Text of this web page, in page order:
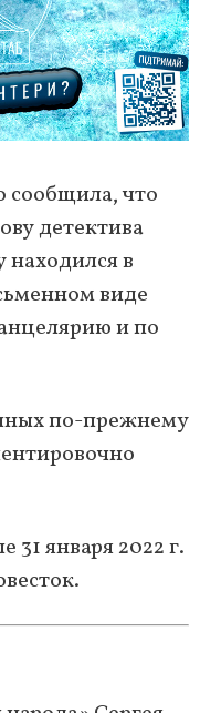
сообщила, что
детектива
в
виде
и по
по-прежнему
31 января 2022 г.